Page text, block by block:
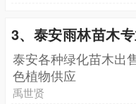
3、泰安雨林苗木
泰安各种绿化苗木出
色植物供应
禹世贤